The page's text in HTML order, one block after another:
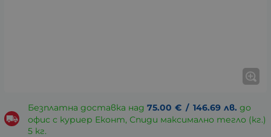
Безплатна доставка над 75.00 € / 146.69 лв. до
офис с куриер Еконт, Спиди максимално тегло (кг.)
5 кг.